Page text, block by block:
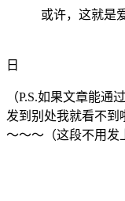
或许，这就是爱
收笔，
日
（P.S.如果文章能通
发到别处我就看不
～～～（这段不用发